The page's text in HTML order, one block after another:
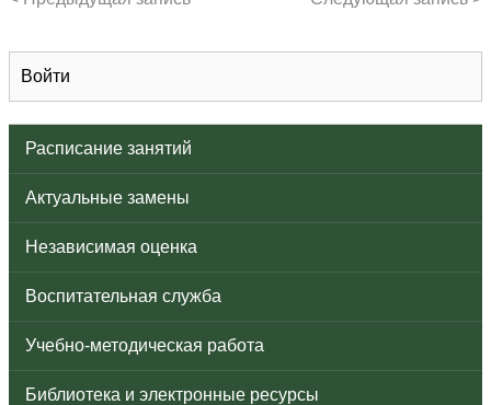
Войти
Расписание занятий
Актуальные замены
Независимая оценка
Воспитательная служба
Учебно-методическая работа
Библиотека и электронные ресурсы